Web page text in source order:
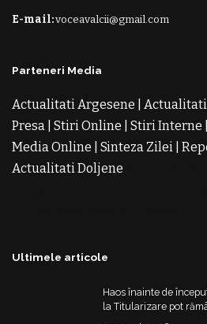
E-mail:voceavalcii@gmail.com
Parteneri Media
Actualitati Argesene Actualitati
Presa Stiri Online Stiri Interne
Media Online
Sinteza Zilei
Actualitati Doljene
Ultimele articole
Haos înainte de
la Titularizare pot
Ministerul schimbă